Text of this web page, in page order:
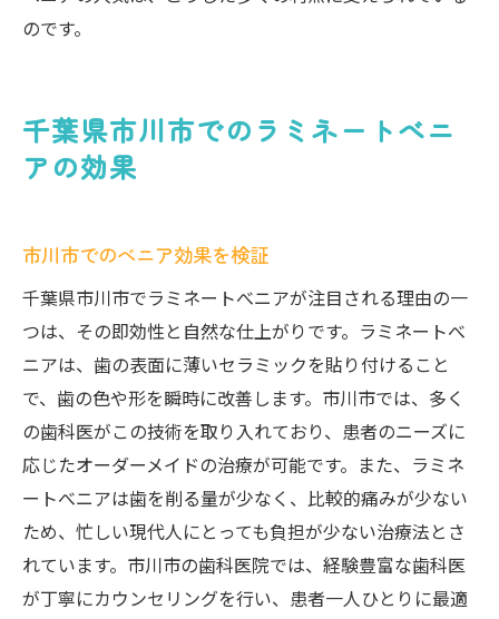
のです。
千葉県市川市でのラミネートべニ
アの効果
市川市でのべニア効果を検証
千葉県市川市でラミネートべニアが注目される理由の一
つは、その即効性と自然な仕上がりです。ラミネートべ
ニアは、歯の表面に薄いセラミックを貼り付けること
で、歯の色や形を瞬時に改善します。市川市では、多く
の歯科医がこの技術を取り入れており、患者のニーズに
応じたオーダーメイドの治療が可能です。また、ラミネ
ートべニアは歯を削る量が少なく、比較的痛みが少ない
ため、忙しい現代人にとっても負担が少ない治療法とさ
れています。市川市の歯科医院では、経験豊富な歯科医
が丁寧にカウンセリングを行い、患者一人ひとりに最適